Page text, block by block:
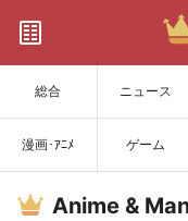
総合 ニュース
漫画･ｱﾆﾒ ゲーム
Anime &